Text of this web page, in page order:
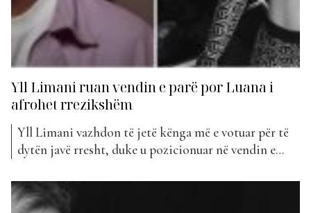
Yll Limani ruan vendin e parë por Luana i
afrohet rrezikshëm
Yll Limani vazhdon të jetë kënga më e votuar për të
dytën javë rresht, duke u pozicionuar në vendin e
me prurjen e tij më të re muzikore në bashkëpunim
me Lumi B, duket se fansat ende janë të cmendur